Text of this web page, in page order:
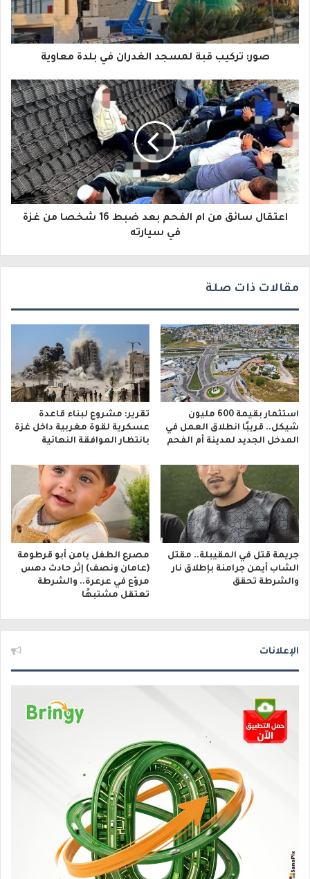
ك
ا
إ
ل
ك
ت
ر
صور: تركيب قبة لمسجد الغدران في بلدة معاوية
اعتقال سائق من ام الفحم بعد ضبط 16 شخصا من غزة
في سيارته
مقالات ذات صلة
استثمار بقيمة 600 مليون
شيكل.. قريبًا انطلاق العمل في
المدخل الجديد لمدينة أم الفحم
تقرير: مشروع لبناء قاعدة
عسكرية لقوة مغربية داخل غزة
بانتظار الموافقة النهائية
جريمة قتل في المقيبلة.. مقتل
الشاب أيمن جرامنة بإطلاق نار
والشرطة تحقق
مصرع الطفل يامن أبو قرطومة
(عامان ونصف) إثر حادث دهس
مروّع في عرعرة.. والشرطة
تعتقل مشتبهًا
الإعلانات